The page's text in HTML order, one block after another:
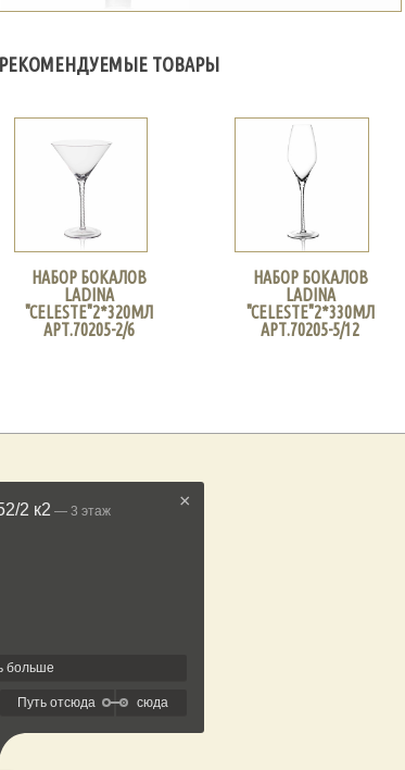
РЕКОМЕНДУЕМЫЕ ТОВАРЫ
НАБОР БОКАЛОВ
LADINA
"CELESTE"2*320МЛ
АРТ.70205-2/6
НАБОР БОКАЛОВ
LADINA
"CELESTE"2*330МЛ
АРТ.70205-5/12